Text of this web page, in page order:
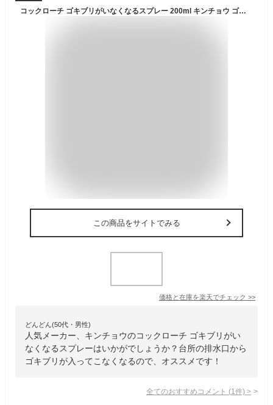
コックローチ ゴキブリがいなくなるスプレー 200ml キンチョウ ゴキブリガイナクナルスプレ-
この商品をサイトでみる
価格と在庫を楽天でチェック >>
どんどん(50代・男性)
人気メーカー、キンチョウのコックローチ ゴキブリがい
なくなるスプレーはいかがでしょうか？台所の排水口から
ゴキブリが入ってこなくなるので、オススメです！
全てのおすすめコメント (1 件) >